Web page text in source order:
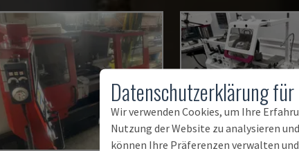
Datenschutzerklärung
Wir verwenden Cookies, um Ihre
Nutzung der Website zu analysieren
können Ihre Präferenzen verwalten